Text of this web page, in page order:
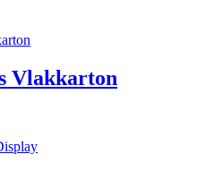
Vlakkarton